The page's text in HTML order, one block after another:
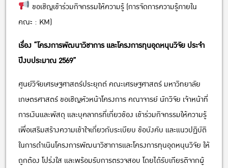
ขอเชิญเข้าร่วมกิจกรรมให้ความรู้ (การจัดการความรู้ภายใน
คณะ : KM)
เรื่อง “โครงการพัฒนาวิชาการ และโครงการทุนอุดหนุนวิจัย ประจำ
ปีงบประมาณ 2569”
ศูนย์วิจัยเศรษฐศาสตร์ประยุกต์ คณะเศรษฐศาสตร์ มหาวิทยาลัย
เกษตรศาสตร์ ขอเชิญหัวหน้าโครงการ คณาจารย์ นักวิจัย เจ้าหน้าที่
การเงินและพัสดุ และบุคลากรที่เกี่ยวข้อง เข้าร่วมกิจกรรมให้ความรู้
เพื่อเสริมสร้างความเข้าใจเกี่ยวกับระเบียบ ข้อบังคับ และแนวปฏิบัติ
ในการดำเนินโครงการพัฒนาวิชาการและโครงการทุนอุดหนุนวิจัย ให้
ถูกต้อง โปร่งใส และพร้อมรับการตรวจสอบ โดยได้รับเกียรติจากผู้